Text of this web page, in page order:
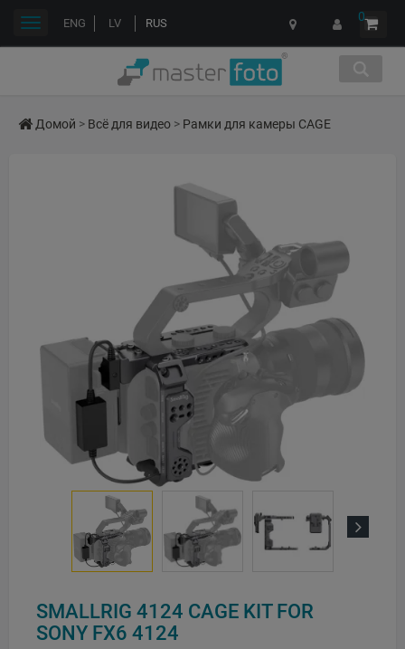
ENG LV RUS 0
Переключить
Домой > Всё для видео > Рамки для камеры CAGE
SMALLRIG 4124 CAGE KIT FOR
SONY FX6 4124